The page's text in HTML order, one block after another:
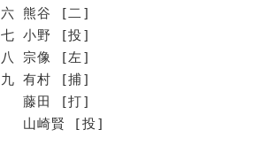
六 熊谷 [二]
七 小野 [投]
八 宗像 [左]
九 有村 [捕]
藤田 [打]
山崎賢 [投]